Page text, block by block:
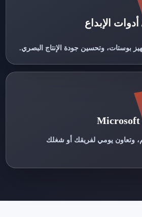
بوستات، وتحسين جودة الإنتاج البصري.
Microsoft
وتعاون يومي لفريقك أو شغلك